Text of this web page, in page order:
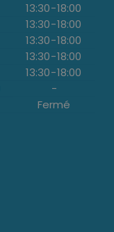
13:30-18:00
13:30-18:00
13:30-18:00
13:30-18:00
13:30-18:00
-
Fermé